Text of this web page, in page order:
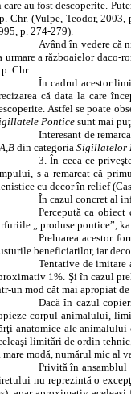
care au fost descoperite.
Chr. (Vulpe, Teodor,
p. 274-279).
Având în vedere că
urmare a războaielor daco-
Chr.
În cadrul acestor
că data la care
Astfel se poate
Ponticesunt mai
Interesant de
din categoriaSigillatelor
3. În ceea ce
s-a remarcat că
cu decor în relief
În cazul concret al
Percepută ca
„ produse pontice”,
Preluarea acestor
beneficiarilor, iar
Tentative de imitare
1%. Şi în cazul
un mod cât mai apropiat
Dacă în cazul
corpul animalului,
anatomice ale animalului
limitări de ordin
mare modă, numărul mic al
Privită în ansamblul
nu reprezintă o